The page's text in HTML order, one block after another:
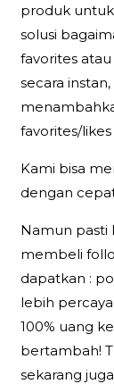
produk
solusi
favorites
secara
favorites/
Kami bisa
dengan
Namun pasti
membeli
dapatkan :
lebih
100% uang
bertambah!
sekarang